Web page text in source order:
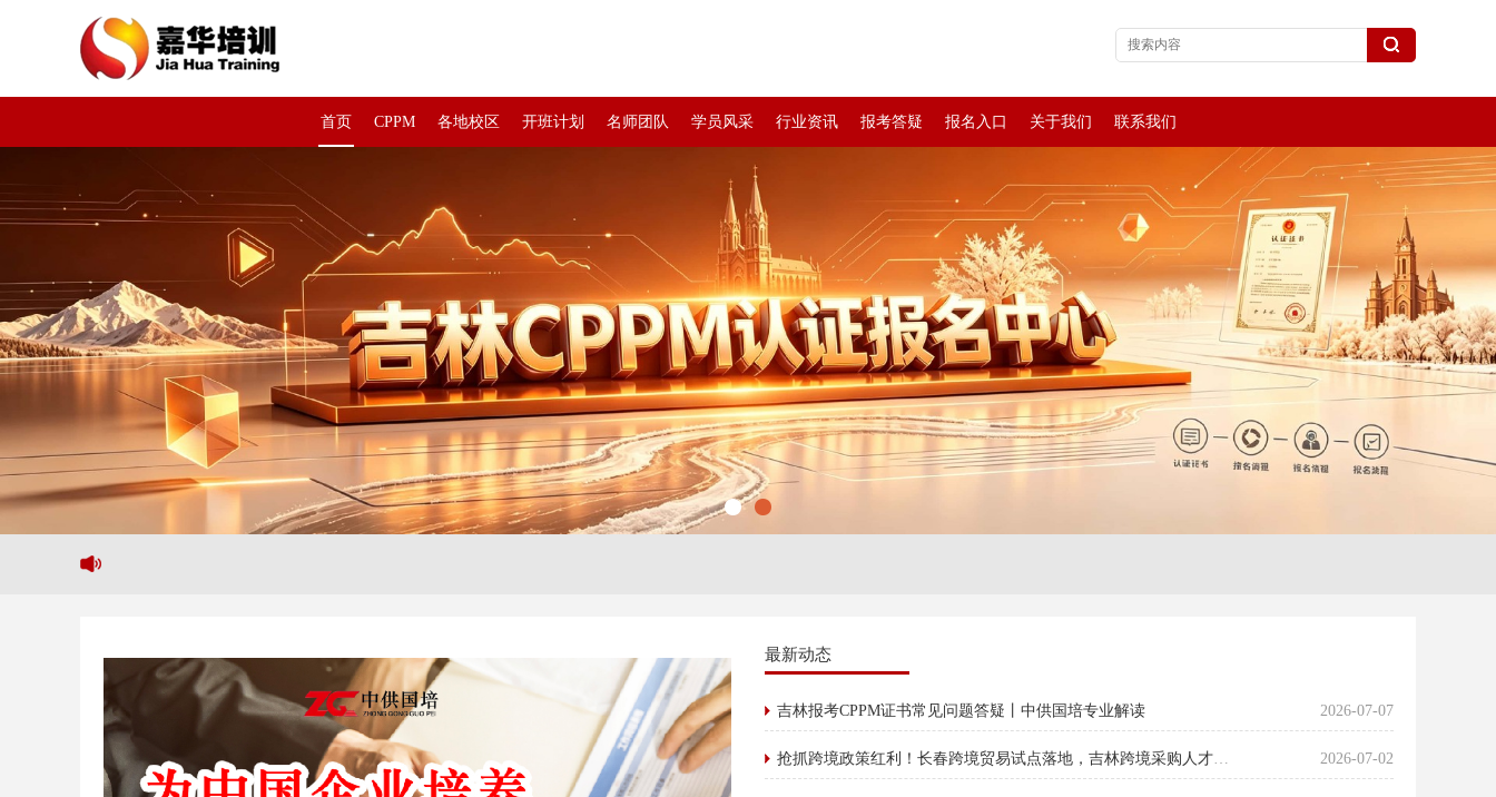
首页 CPPM 各地校区 开班计划 名师团队 学员风采 行业资讯 报考答疑 报名入口 关于我们 联系我们
最新动态
吉林报考CPPM证书常见问题答疑丨中供国培专业解读 2026-07-07
抢抓跨境政策红利！长春跨境贸易试点落地，吉林跨境采购人才迎来新机遇 2026-07-02